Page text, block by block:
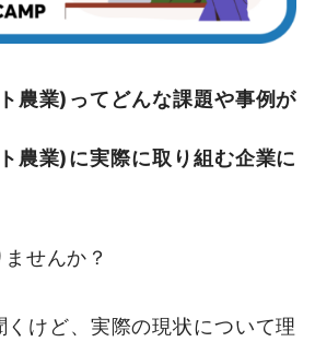
農業)ってどんな課題や事例が
農業)に実際に取り組む企業に
せんか？
けど、実際の現状について理